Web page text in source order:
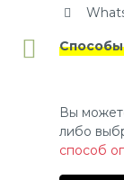
Вы
либо
способ